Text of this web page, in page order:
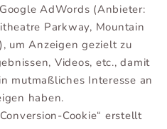
AdWords (Anbieter:
Parkway, Mountain
um Anzeigen gezielt zu
Videos, etc., damit
mutmaßliches Interesse an
haben.
Cookie“ erstellt